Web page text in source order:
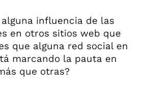
influencia de las
en otros sitios web que
que alguna red social en
marcando la pauta en
que otras?